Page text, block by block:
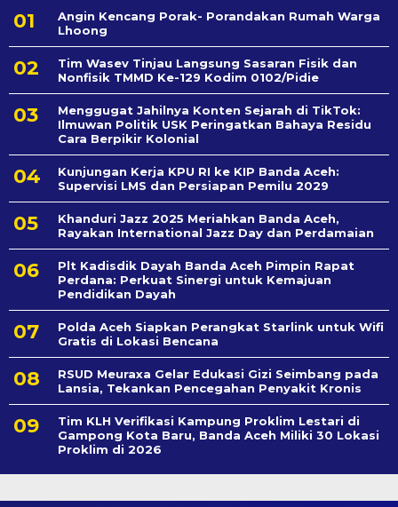
Angin Kencang Porak- Porandakan Rumah Warga
Lhoong
Tim Wasev Tinjau Langsung Sasaran Fisik dan
Nonfisik TMMD Ke-129 Kodim 0102/Pidie
Menggugat Jahilnya Konten Sejarah di TikTok:
Ilmuwan Politik USK Peringatkan Bahaya Residu
Cara Berpikir Kolonial
Kunjungan Kerja KPU RI ke KIP Banda Aceh:
Supervisi LMS dan Persiapan Pemilu 2029
Khanduri Jazz 2025 Meriahkan Banda Aceh,
Rayakan International Jazz Day dan Perdamaian
Plt Kadisdik Dayah Banda Aceh Pimpin Rapat
Perdana: Perkuat Sinergi untuk Kemajuan
Pendidikan Dayah
Polda Aceh Siapkan Perangkat Starlink untuk Wifi
Gratis di Lokasi Bencana
RSUD Meuraxa Gelar Edukasi Gizi Seimbang pada
Lansia, Tekankan Pencegahan Penyakit Kronis
Tim KLH Verifikasi Kampung Proklim Lestari di
Gampong Kota Baru, Banda Aceh Miliki 30 Lokasi
Proklim di 2026